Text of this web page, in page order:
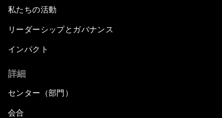
私たちの活動
リーダーシップとガバナンス
インパクト
詳細
センター（部門）
会合